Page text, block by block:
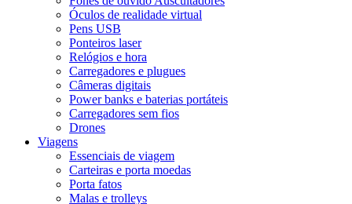
Óculos de realidade virtual
Pens USB
Ponteiros laser
Relógios e hora
Carregadores e plugues
Câmeras digitais
Power banks e baterias portáteis
Carregadores sem fios
Drones
Viagens
Essenciais de viagem
Carteiras e porta moedas
Porta fatos
Malas e trolleys